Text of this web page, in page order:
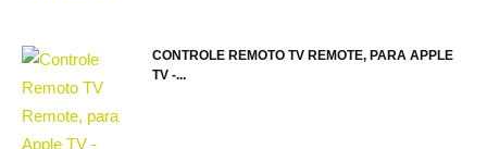
CONTROLE REMOTO TV REMOTE, PARA APPLE
TV -...